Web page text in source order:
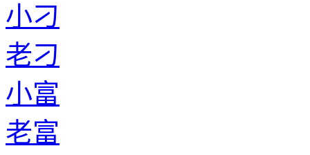
小刁
老刁
小富
老富